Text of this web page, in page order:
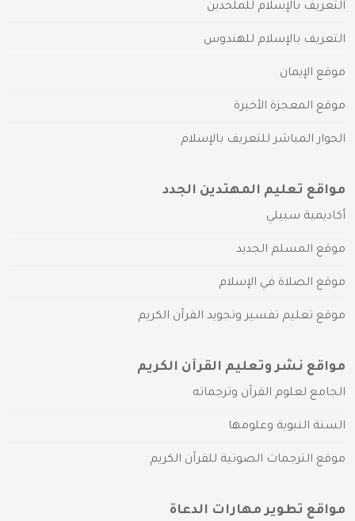
التعريف بالإسلام للملحدين
التعريف بالإسلام للهندوس
موقع الإيمان
موقع المعجزة الأخيرة
الحوار المباشر للتعريف بالإسلام
مواقع تعليم المهتدين الجدد
أكاديمية سبيلي
موقع المسلم الجديد
موقع الصلاة في الإسلام
موقع تعليم تفسير وتجويد القرآن الكريم
مواقع نشر وتعليم القرآن الكريم
الجامع لعلوم القرآن وترجماته
السنة النبوية وعلومها
موقع الترجمات الصوتية للقرآن الكريم
مواقع تطوير مهارات الدعاة